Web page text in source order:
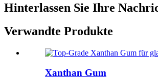
Hinterlassen Sie Ihre
Verwandte Produkte
Xanthan Gum